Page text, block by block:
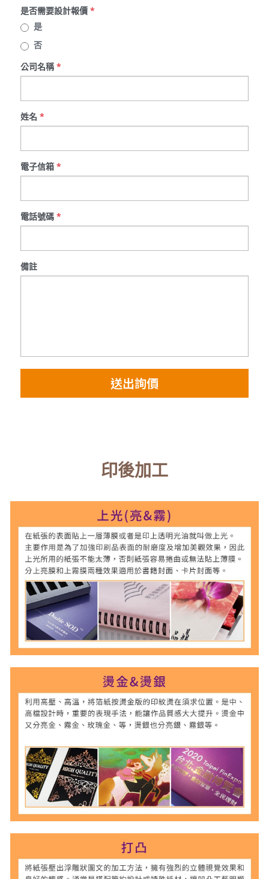
是否需要設計報價*
是
否
公司名稱*
姓名 *
電子信箱*
電話號碼*
備註
送出詢價
印後加工